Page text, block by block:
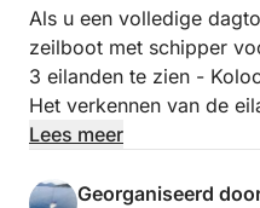
Als u een volledige
zeilboot met schipper
3 eilanden te zien -
Het verkennen van de
snorkelen in de
tijd gereserveerd voor
Lees meer
Georganiseerd